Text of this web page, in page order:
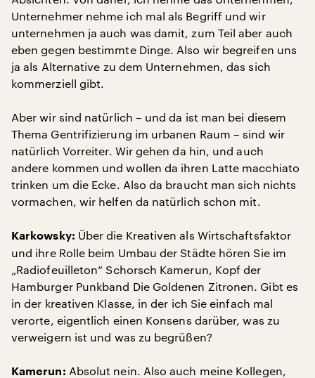
Unternehmer nehme ich mal als Begriff und wir
unternehmen ja auch was damit, zum Teil aber auch
eben gegen bestimmte Dinge. Also wir begreifen uns
ja als Alternative zu dem Unternehmen, das sich
kommerziell gibt.
Aber wir sind natürlich – und da ist man bei diesem
Thema Gentrifizierung im urbanen Raum – sind wir
natürlich Vorreiter. Wir gehen da hin, und auch
andere kommen und wollen da ihren Latte macchiato
trinken um die Ecke. Also da braucht man sich nichts
vormachen, wir helfen da natürlich schon mit.
Karkowsky: Über die Kreativen als Wirtschaftsfaktor
und ihre Rolle beim Umbau der Städte hören Sie im
„Radiofeuilleton“ Schorsch Kamerun, Kopf der
Hamburger Punkband Die Goldenen Zitronen. Gibt es
in der kreativen Klasse, in der ich Sie einfach mal
verorte, eigentlich einen Konsens darüber, was zu
verweigern ist und was zu begrüßen?
Kamerun: Absolut nein. Also auch meine Kollegen,